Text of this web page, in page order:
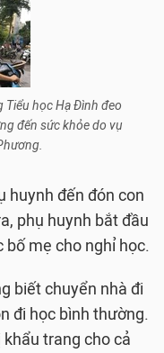
học Hạ Đình đeo
đến sức khỏe do vụ
huynh đến đón con
phụ huynh bắt đầu
bố mẹ cho nghỉ học.
biết chuyển nhà đi
đi học bình thường.
trang cho cả